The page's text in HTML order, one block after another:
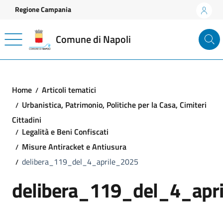
Vai ai contenuti
Vai al footer
Regione Campania
Comune di Napoli
Home
Articoli tematici
Urbanistica, Patrimonio, Politiche per la Casa, Cimiteri
Cittadini
Legalità e Beni Confiscati
Misure Antiracket e Antiusura
delibera_119_del_4_aprile_2025